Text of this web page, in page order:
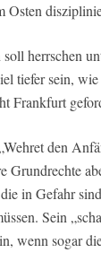
Osten
herrschen
tiefer sein,
Frankfurt
den
Grundrechte
in Gefahr
Sein
wenn sogar